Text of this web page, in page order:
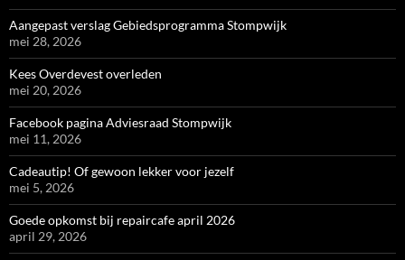
Aangepast verslag Gebiedsprogramma Stompwijk
mei 28, 2026
Kees Overdevest overleden
mei 20, 2026
Facebook pagina Adviesraad Stompwijk
mei 11, 2026
Cadeautip! Of gewoon lekker voor jezelf
mei 5, 2026
Goede opkomst bij repaircafe april 2026
april 29, 2026